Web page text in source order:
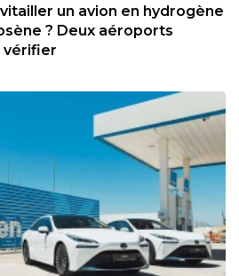
un avion en hydrogène
? Deux aéroports
vérifier